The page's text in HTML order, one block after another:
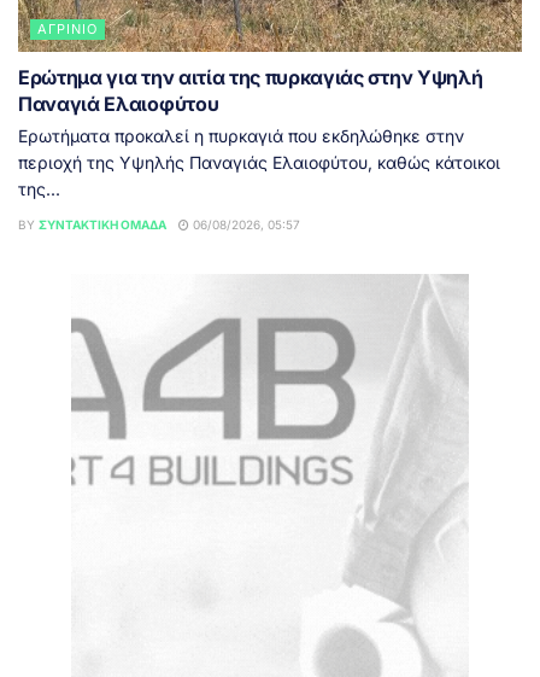
ΑΓΡΊΝΙΟ
Ερώτημα για την αιτία της πυρκαγιάς στην Υψηλή
Παναγιά Ελαιοφύτου
Ερωτήματα προκαλεί η πυρκαγιά που εκδηλώθηκε στην
περιοχή της Υψηλής Παναγιάς Ελαιοφύτου, καθώς κάτοικοι
της...
BY ΣΥΝΤΑΚΤΙΚΉ ΟΜΆΔΑ 06/08/2026, 05:57